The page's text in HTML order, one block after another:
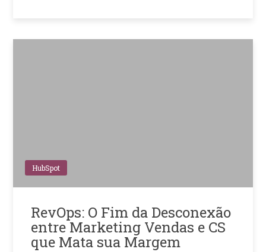
HubSpot
RevOps: O Fim da Desconexão
entre Marketing Vendas e CS
que Mata sua Margem